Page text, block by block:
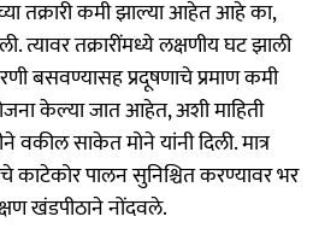
तक्रारी कमी झाल्या आहेत आहे का,
त्यावर तक्रारींमध्ये लक्षणीय घट झाली
बसवण्यासह प्रदूषणाचे प्रमाण कमी
केल्या जात आहेत, अशी माहिती
वकील साकेत मोने यांनी दिली. मात्र
काटेकोर पालन सुनिश्चित करण्यावर भर
खंडपीठाने नोंदवले.